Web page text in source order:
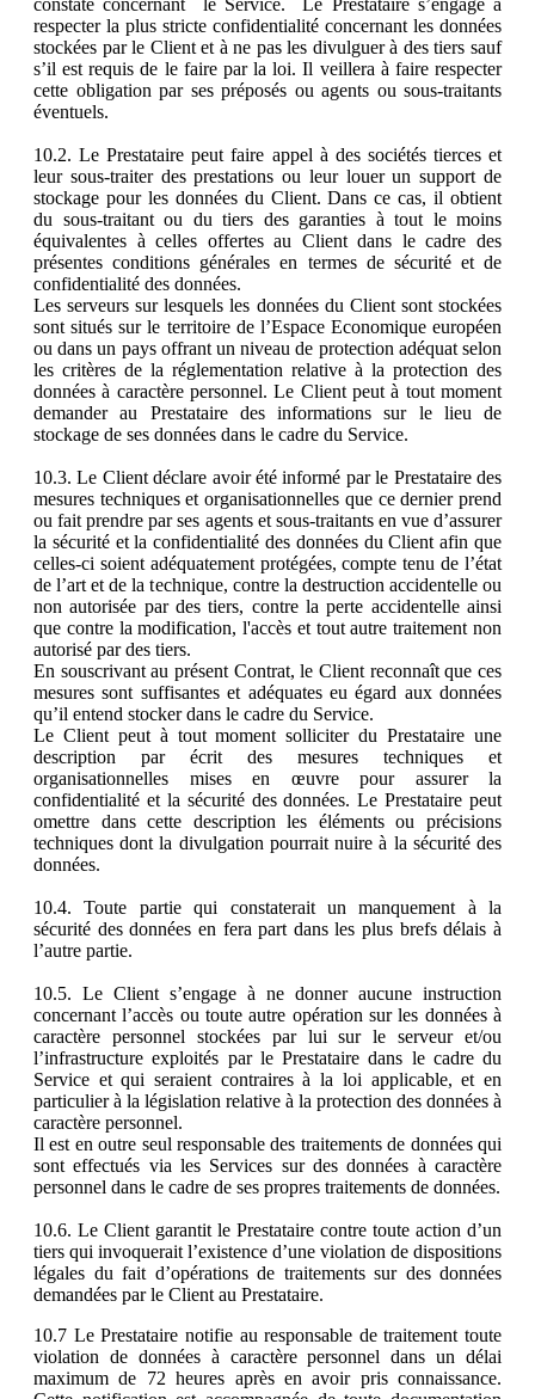
respecter la plus stricte confidentialité concernant les données
stockées par le Client et à ne pas les divulguer à des tiers sauf
s’il est requis de le faire par la loi. Il veillera à faire respecter
cette obligation par ses préposés ou agents ou sous-traitants
éventuels.
10.2. Le Prestataire peut faire appel à des sociétés tierces et
leur sous-traiter des prestations ou leur louer un support de
stockage pour les données du Client. Dans ce cas, il obtient
du sous-traitant ou du tiers des garanties à tout le moins
équivalentes à celles offertes au Client dans le cadre des
présentes conditions générales en termes de sécurité et de
confidentialité des données.
Les serveurs sur lesquels les données du Client sont stockées
sont situés sur le territoire de l’Espace Economique européen
ou dans un pays offrant un niveau de protection adéquat selon
les critères de la réglementation relative à la protection des
données à caractère personnel. Le Client peut à tout moment
demander au Prestataire des informations sur le lieu de
stockage de ses données dans le cadre du Service.
10.3. Le Client déclare avoir été informé par le Prestataire des
mesures techniques et organisationnelles que ce dernier prend
ou fait prendre par ses agents et sous-traitants en vue d’assurer
la sécurité et la confidentialité des données du Client afin que
celles-ci soient adéquatement protégées, compte tenu de l’état
de l’art et de la technique, contre la destruction accidentelle ou
non autorisée par des tiers, contre la perte accidentelle ainsi
que contre la modification, l'accès et tout autre traitement non
autorisé par des tiers.
En souscrivant au présent Contrat, le Client reconnaît que ces
mesures sont suffisantes et adéquates eu égard aux données
qu’il entend stocker dans le cadre du Service.
Le Client peut à tout moment solliciter du Prestataire une
description par écrit des mesures techniques et
organisationnelles mises en œuvre pour assurer la
confidentialité et la sécurité des données. Le Prestataire peut
omettre dans cette description les éléments ou précisions
techniques dont la divulgation pourrait nuire à la sécurité des
données.
10.4. Toute partie qui constaterait un manquement à la
sécurité des données en fera part dans les plus brefs délais à
l’autre partie.
10.5. Le Client s’engage à ne donner aucune instruction
concernant l’accès ou toute autre opération sur les données à
caractère personnel stockées par lui sur le serveur et/ou
l’infrastructure exploités par le Prestataire dans le cadre du
Service et qui seraient contraires à la loi applicable, et en
particulier à la législation relative à la protection des données à
caractère personnel.
Il est en outre seul responsable des traitements de données qui
sont effectués via les Services sur des données à caractère
personnel dans le cadre de ses propres traitements de données.
10.6. Le Client garantit le Prestataire contre toute action d’un
tiers qui invoquerait l’existence d’une violation de dispositions
légales du fait d’opérations de traitements sur des données
demandées par le Client au Prestataire.
10.7 Le Prestataire notifie au responsable de traitement toute
violation de données à caractère personnel dans un délai
maximum de 72 heures après en avoir pris connaissance.